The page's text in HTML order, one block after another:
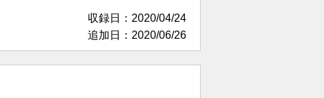
収録日：2020/04/24
追加日：2020/06/26